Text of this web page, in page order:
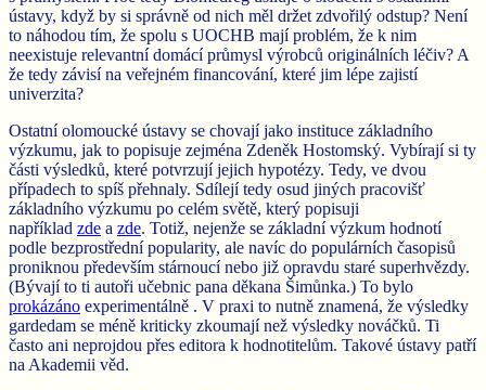
ústavy, když by si správně od nich měl držet zdvořilý odstup? Není
to náhodou tím, že spolu s UOCHB mají problém, že k nim
neexistuje relevantní domácí průmysl výrobců originálních léčiv? A
že tedy závisí na veřejném financování, které jim lépe zajistí
univerzita?
Ostatní olomoucké ústavy se chovají jako instituce základního
výzkumu, jak to popisuje zejména Zdeněk Hostomský. Vybírají si ty
části výsledků, které potvrzují jejich hypotézy. Tedy, ve dvou
případech to spíš přehnaly. Sdílejí tedy osud jiných pracovišť
základního výzkumu po celém světě, který popisuji
například zde a zde. Totiž, nejenže se základní výzkum hodnotí
podle bezprostřední popularity, ale navíc do populárních časopisů
proniknou především stárnoucí nebo již opravdu staré superhvězdy.
(Bývají to ti autoři učebnic pana děkana Šimůnka.) To bylo
prokázáno experimentálně . V praxi to nutně znamená, že výsledky
gardedam se méně kriticky zkoumají než výsledky nováčků. Ti
často ani neprojdou přes editora k hodnotitelům. Takové ústavy patří
na Akademii věd.